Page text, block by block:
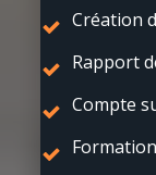
Création
Rapport
Compte